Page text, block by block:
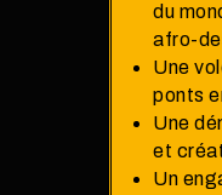
du
afro-
Une
ponts
Une
et
Un